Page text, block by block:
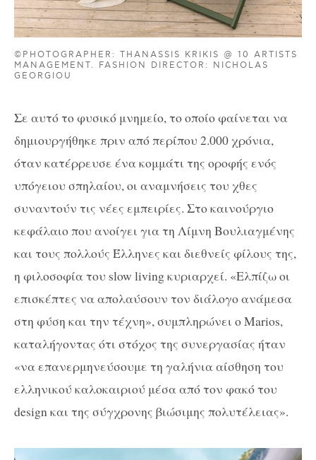
©PHOTOGRAPHER: THANASSIS KRIKIS @ 10 ARTISTS
MANAGEMENT. FASHION DIRECTOR: NICHOLAS
GEORGIOU
Σε αυτό το φυσικό μνημείο, το οποίο φαίνεται να
δημιουργήθηκε πριν από περίπου 2.000 χρόνια,
όταν κατέρρευσε ένα κομμάτι της οροφής ενός
υπόγειου σπηλαίου, οι αναμνήσεις του χθες
συναντούν τις νέες εμπειρίες. Στο καινούργιο
κεφάλαιο που ανοίγει για τη Λίμνη Βουλιαγμένης
και τους πολλούς Έλληνες και διεθνείς φίλους της,
η φιλοσοφία του slow living κυριαρχεί. «Ελπίζω οι
επισκέπτες να απολαύσουν τον διάλογο ανάμεσα
στη φύση και την τέχνη», συμπληρώνει ο Marios,
καταλήγοντας ότι στόχος της συνεργασίας ήταν
«να επανερμηνεύσουμε τη γαλήνια αίσθηση του
ελληνικού καλοκαιριού μέσα από τον φακό του
design και της σύγχρονης βιώσιμης πολυτέλειας».